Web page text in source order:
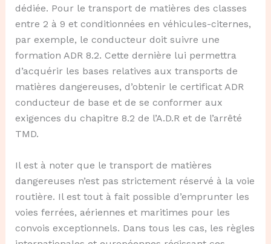
dédiée. Pour le transport de matières des classes
entre 2 à 9 et conditionnées en véhicules-citernes,
par exemple, le conducteur doit suivre une
formation ADR 8.2. Cette dernière lui permettra
d’acquérir les bases relatives aux transports de
matières dangereuses, d’obtenir le certificat ADR
conducteur de base et de se conformer aux
exigences du chapitre 8.2 de l’A.D.R et de l’arrêté
TMD.
Il est à noter que le transport de matières
dangereuses n’est pas strictement réservé à la voie
routière. Il est tout à fait possible d’emprunter les
voies ferrées, aériennes et maritimes pour les
convois exceptionnels. Dans tous les cas, les règles